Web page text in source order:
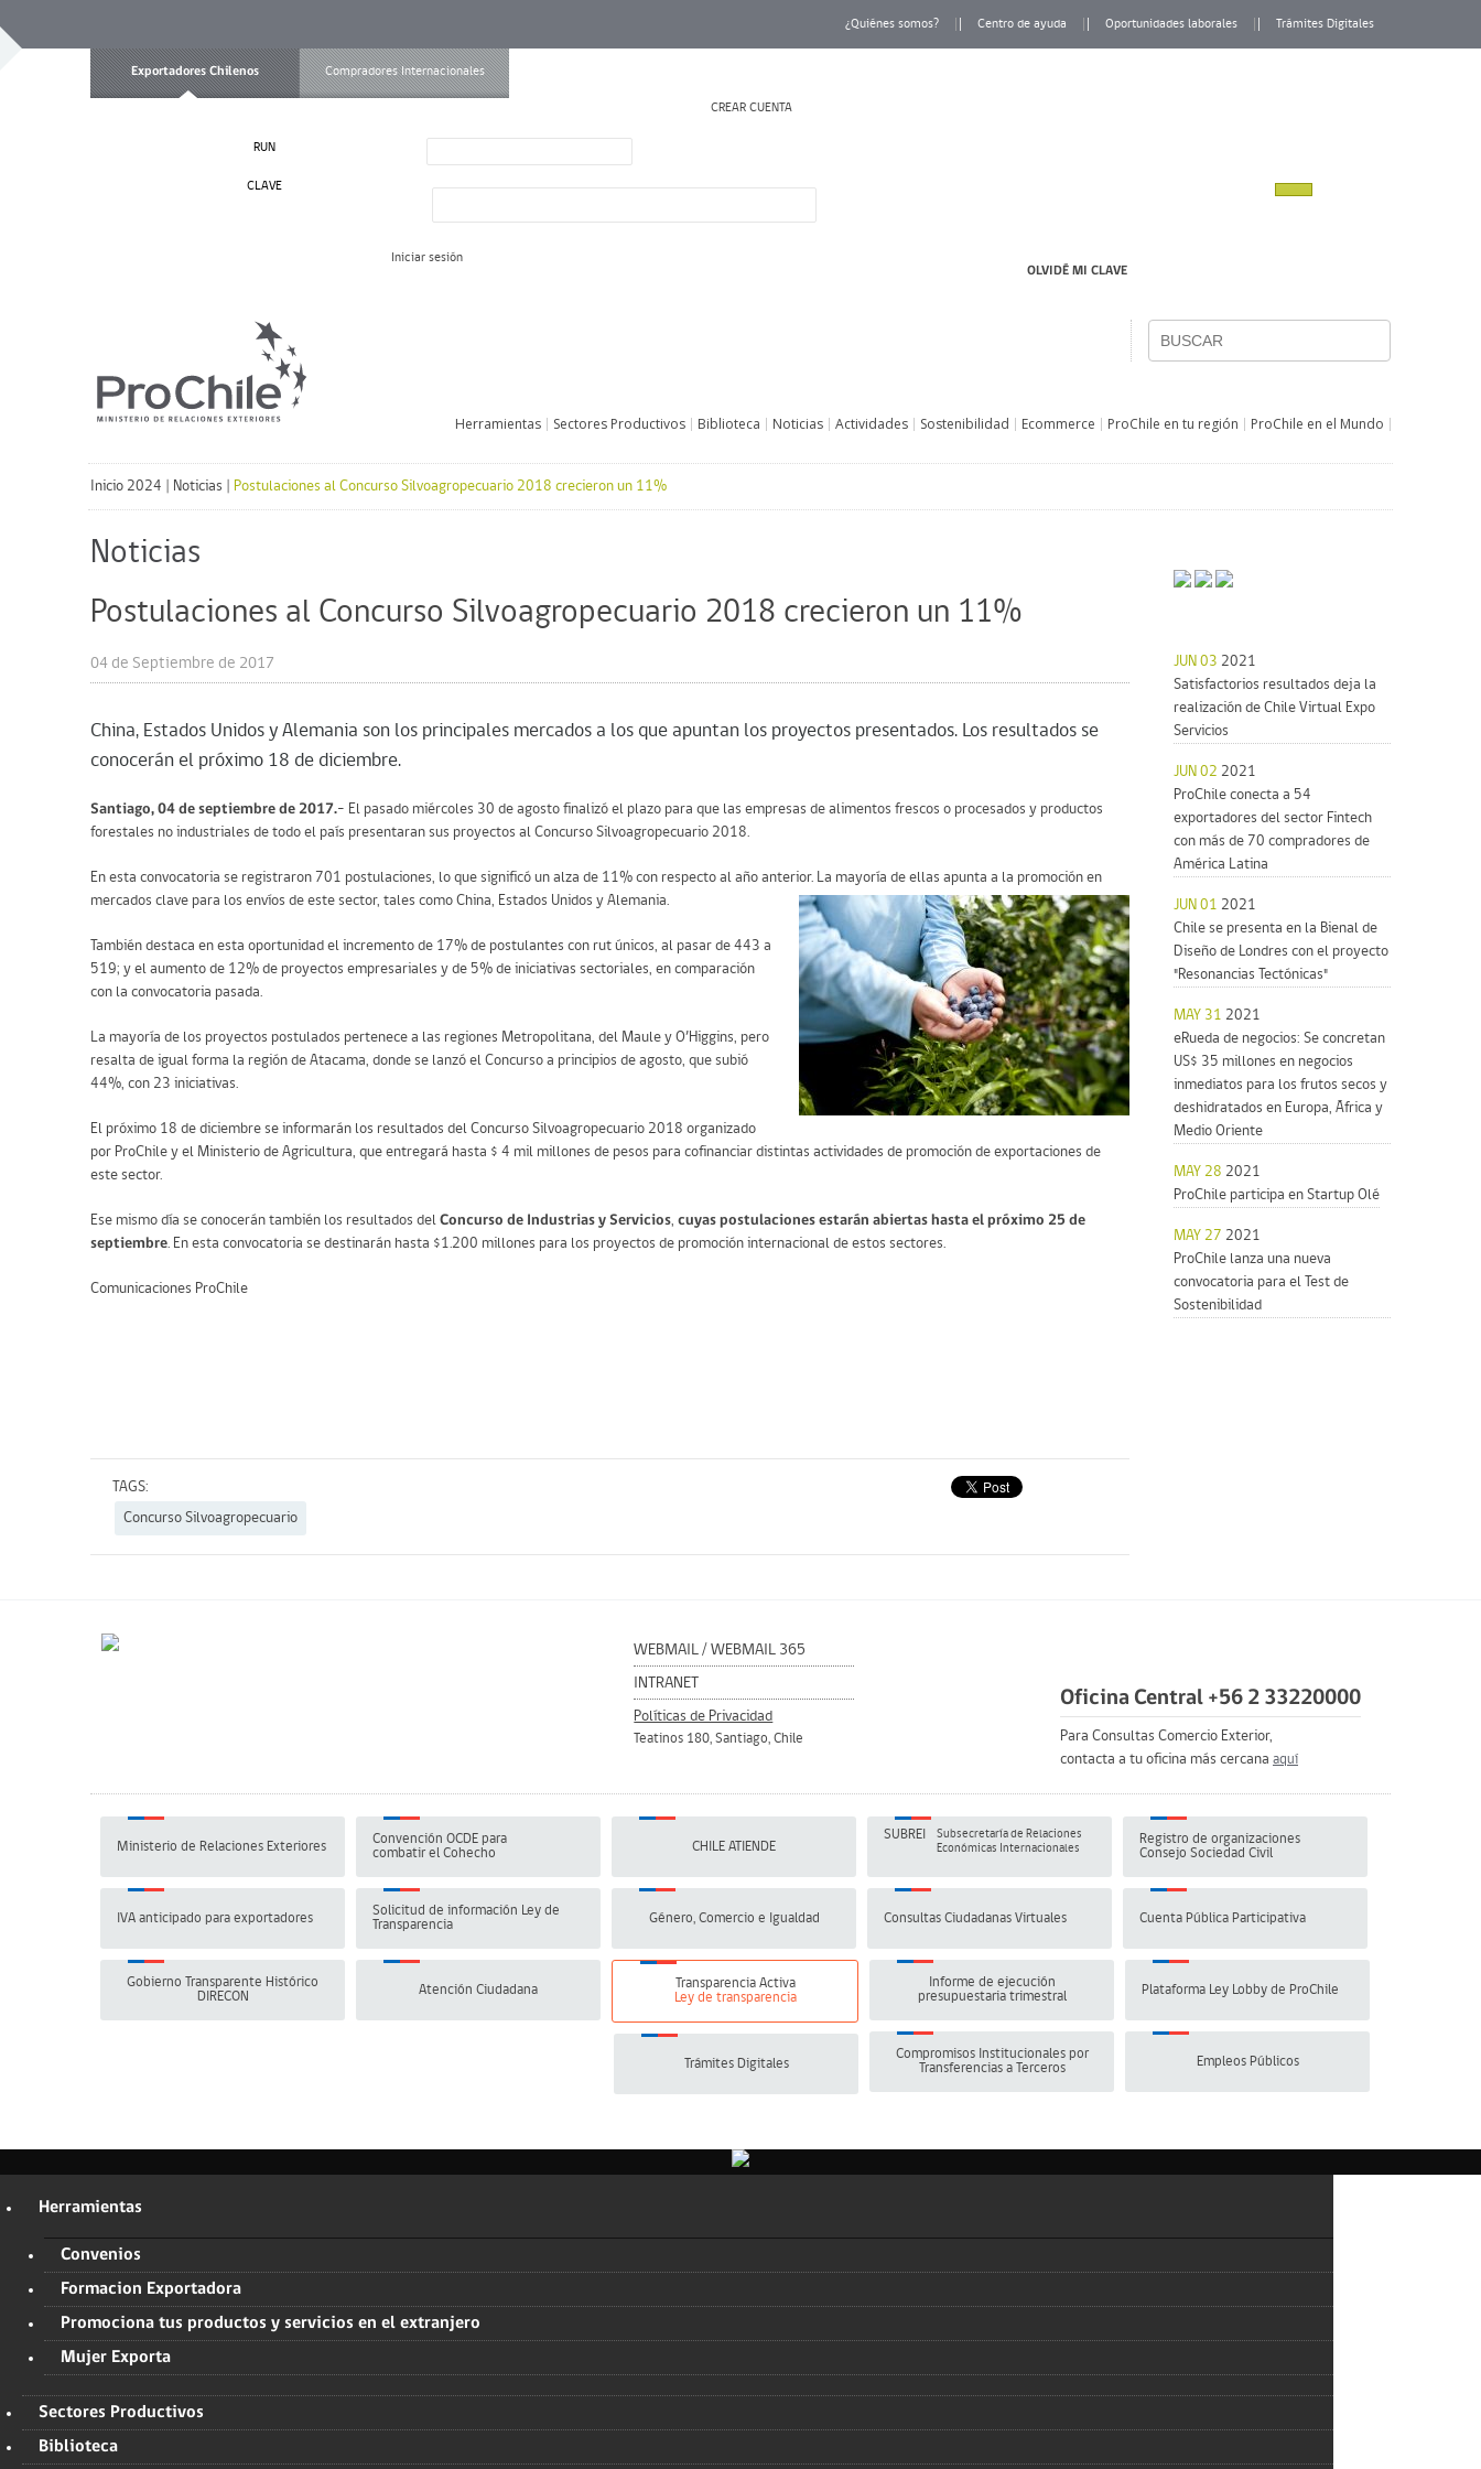
¿Quiénes somos? Centro de ayuda Oportunidades laborales Trámites Digitales
Exportadores Chilenos Compradores Internacionales
CREAR CUENTA
RUN
CLAVE
Iniciar sesión
OLVIDÉ MI CLAVE
Herramientas Sectores Productivos Biblioteca Noticias Actividades Sostenibilidad Ecommerce ProChile en tu región ProChile en el Mundo
Inicio 2024 Noticias Postulaciones al Concurso Silvoagropecuario 2018 crecieron un 11%
Noticias
Postulaciones al Concurso Silvoagropecuario 2018 crecieron un 11%
04 de Septiembre de 2017
China, Estados Unidos y Alemania son los principales mercados a los que apuntan los proyectos presentados. Los resultados se
conocerán el próximo 18 de diciembre.
Santiago, 04 de septiembre de 2017.– El pasado miércoles 30 de agosto finalizó el plazo para que las empresas de alimentos frescos o procesados y productos
forestales no industriales de todo el país presentaran sus proyectos al Concurso Silvoagropecuario 2018.
En esta convocatoria se registraron 701 postulaciones, lo que significó un alza de 11% con respecto al año anterior. La mayoría de ellas apunta a la promoción en
mercados clave para los envíos de este sector, tales como China, Estados Unidos y Alemania.
También destaca en esta oportunidad el incremento de 17% de postulantes con rut únicos, al pasar de 443 a
519; y el aumento de 12% de proyectos empresariales y de 5% de iniciativas sectoriales, en comparación
con la convocatoria pasada.
La mayoría de los proyectos postulados pertenece a las regiones Metropolitana, del Maule y O’Higgins, pero
resalta de igual forma la región de Atacama, donde se lanzó el Concurso a principios de agosto, que subió
44%, con 23 iniciativas.
El próximo 18 de diciembre se informarán los resultados del Concurso Silvoagropecuario 2018 organizado
por ProChile y el Ministerio de Agricultura, que entregará hasta $ 4 mil millones de pesos para cofinanciar distintas actividades de promoción de exportaciones de
este sector.
Ese mismo día se conocerán también los resultados del Concurso de Industrias y Servicios, cuyas postulaciones estarán abiertas hasta el próximo 25 de
septiembre. En esta convocatoria se destinarán hasta $1.200 millones para los proyectos de promoción internacional de estos sectores.
Comunicaciones ProChile
TAGS:
Concurso Silvoagropecuario
JUN 03 2021
Satisfactorios resultados deja la
realización de Chile Virtual Expo
Servicios
JUN 02 2021
ProChile conecta a 54
exportadores del sector Fintech
con más de 70 compradores de
América Latina
JUN 01 2021
Chile se presenta en la Bienal de
Diseño de Londres con el proyecto
"Resonancias Tectónicas"
MAY 31 2021
eRueda de negocios: Se concretan
US$ 35 millones en negocios
inmediatos para los frutos secos y
deshidratados en Europa, África y
Medio Oriente
MAY 28 2021
ProChile participa en Startup Olé
MAY 27 2021
ProChile lanza una nueva
convocatoria para el Test de
Sostenibilidad
Oficina Central +56 2 33220000
Para Consultas Comercio Exterior,
contacta a tu oficina más cercana aquí
WEBMAIL /WEBMAIL 365
INTRANET
Políticas de Privacidad
Teatinos 180, Santiago, Chile
Ministerio de Relaciones Exteriores
Convención OCDE para
combatir el Cohecho
CHILE ATIENDE
SUBREI
Subsecretaría de Relaciones
Económicas Internacionales
Registro de organizaciones
Consejo Sociedad Civil
IVA anticipado para exportadores
Solicitud de información Ley de
Transparencia
Género, Comercio e Igualdad Consultas Ciudadanas Virtuales Cuenta Pública Participativa
Gobierno Transparente Histórico
DIRECON
Atención Ciudadana
Transparencia Activa
Ley de transparencia
Informe de ejecución
presupuestaria trimestral
Plataforma Ley Lobby de ProChile
Empleos Públicos
Compromisos Institucionales por
Transferencias a Terceros
Trámites Digitales
Herramientas
Convenios
Formacion Exportadora
Promociona tus productos y servicios en el extranjero
Mujer Exporta
Sectores Productivos
Biblioteca